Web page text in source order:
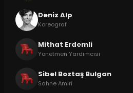
Deniz Alp
Koreograf
Mithat Erdemli
Yönetmen Yardımcısı
Sibel Boztaş Bulgan
Sahne Amiri